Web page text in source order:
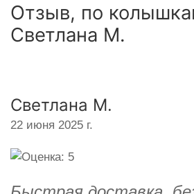
Отзыв, по
Светлана М.
Светлана М.
22 июня 2025 г.